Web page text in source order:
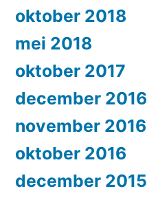
oktober 2018
mei 2018
oktober 2017
december 2016
november 2016
oktober 2016
december 2015